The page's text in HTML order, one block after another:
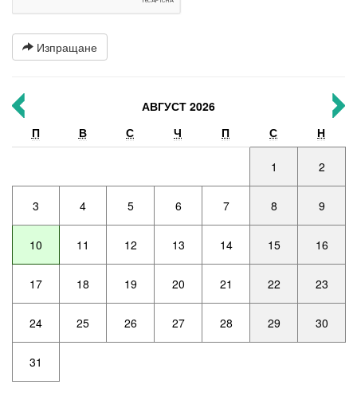
Изпращане
АВГУСТ 2026
П
В С Ч П С Н
1 2
3 4 5 6 7 8 9
10 11 12 13 14 15 16
17 18 19 20 21 22 23
24 25 26 27 28 29 30
31